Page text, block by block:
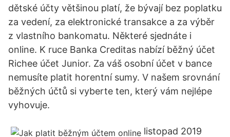
dětské účty většinou platí, že bývají bez poplatku
za vedení, za elektronické transakce a za výběr
z vlastního bankomatu. Některé sjednáte i
online. K ruce Banka Creditas nabízí běžný účet
Richee účet Junior. Za váš osobní účet v bance
nemusíte platit horentní sumy. V našem srovnání
běžných účtů si vyberte ten, který vám nejlépe
vyhovuje.
listopad 2019